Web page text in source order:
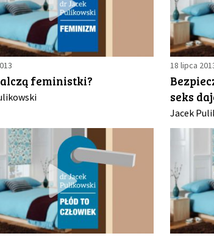
feministki?
18 lipca
seks
Jacek